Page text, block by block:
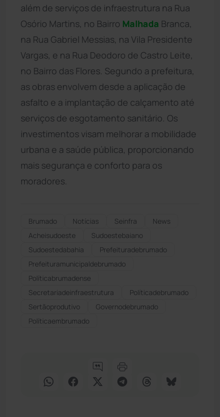
além de serviços de infraestrutura na Rua
Osório Martins, no Bairro Malhada Branca,
na Rua Gabriel Messias, na Vila Presidente
Vargas, e na Rua Deodoro de Castro Leite,
no Bairro das Flores. Segundo a prefeitura,
as obras envolvem desde a aplicação de
asfalto e a implantação de calçamento até
serviços de esgotamento sanitário. Os
investimentos visam melhorar a mobilidade
urbana e a saúde pública, proporcionando
mais segurança e conforto para os
moradores.
Brumado Notícias Seinfra
News
Acheisudoeste
Sudoestebaiano
Sudoestedabahia
Prefeituradebrumado
Prefeituramunicipaldebrumado
Políticabrumadense
Secretariadeinfraestrutura
Políticadebrumado
Sertãoprodutivo
Governodebrumado
Políticaembrumado